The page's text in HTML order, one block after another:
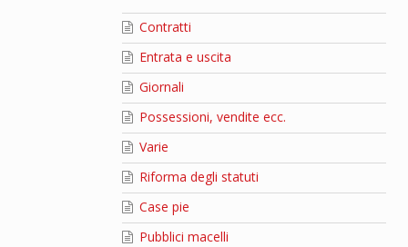
Contratti
Entrata e uscita
Giornali
Possessioni, vendite ecc.
Varie
Riforma degli statuti
Case pie
Pubblici macelli